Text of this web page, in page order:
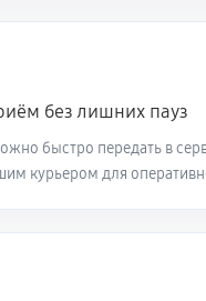
без лишних пауз
быстро передать в
курьером для